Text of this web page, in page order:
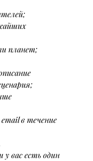
планет;
в течение
вас есть один